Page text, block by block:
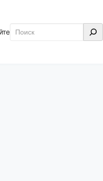
Поиск